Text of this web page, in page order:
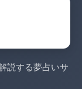
説する夢占いサ